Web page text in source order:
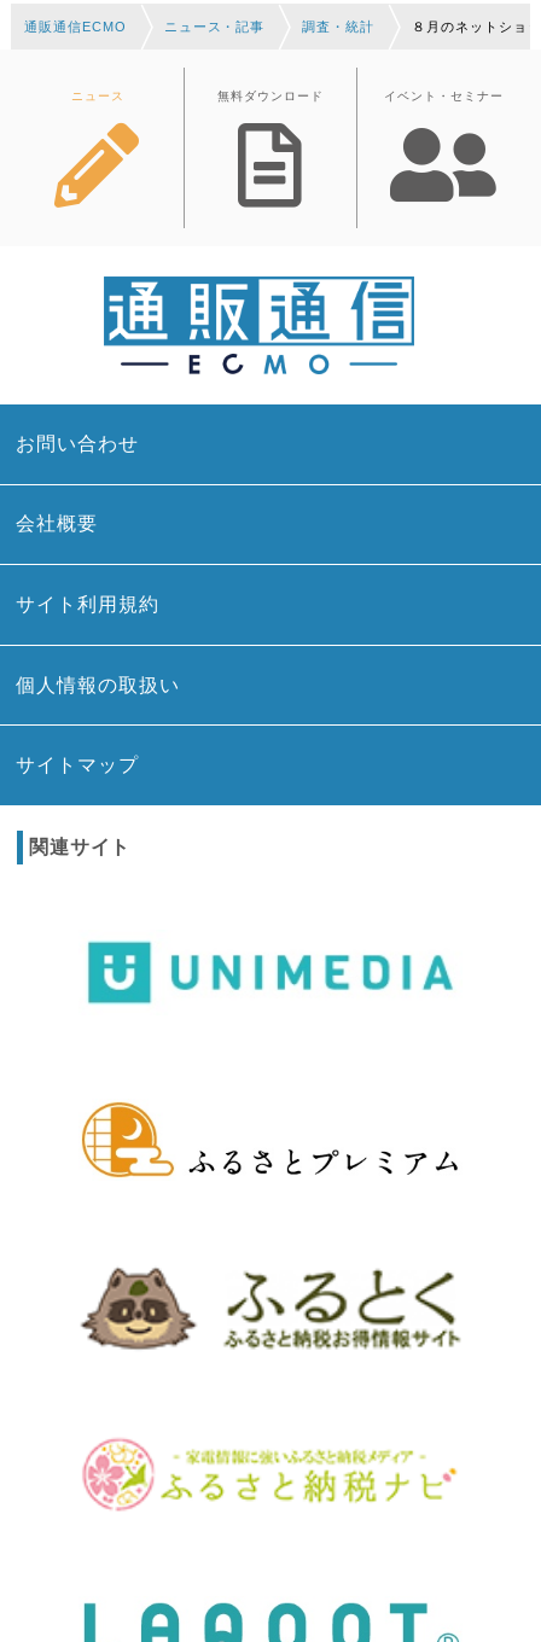
通販通信ECMO ニュース・記事 調査・統計 ８月のネットショ
ニュース 無料ダウンロード イベント・セミナー
お問い合わせ
会社概要
サイト利用規約
個人情報の取扱い
サイトマップ
関連サイト